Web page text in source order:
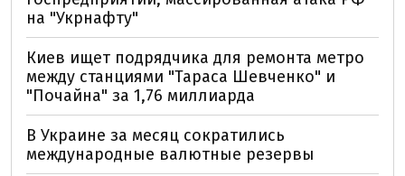
на "Укрнафту"
Киев ищет подрядчика для ремонта метро
между станциями "Тараса Шевченко" и
"Почайна" за 1,76 миллиарда
В Украине за месяц сократились
международные валютные резервы